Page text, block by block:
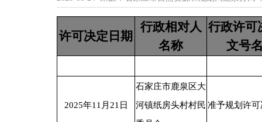
许可决定日期
行政相对人
名称
行政许可
文号
2025年11月21日
石家庄市鹿泉区大
河镇纸房头村村民 准予规划许